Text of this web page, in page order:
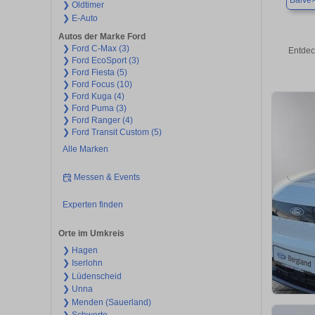
❯ Oldtimer
❯ E-Auto
Autos der Marke Ford
❯ Ford C-Max (3)
❯ Ford EcoSport (3)
❯ Ford Fiesta (5)
❯ Ford Focus (10)
❯ Ford Kuga (4)
❯ Ford Puma (3)
❯ Ford Ranger (4)
❯ Ford Transit Custom (5)
Alle Marken
Messen & Events
Experten finden
Orte im Umkreis
❯ Hagen
❯ Iserlohn
❯ Lüdenscheid
❯ Unna
❯ Menden (Sauerland)